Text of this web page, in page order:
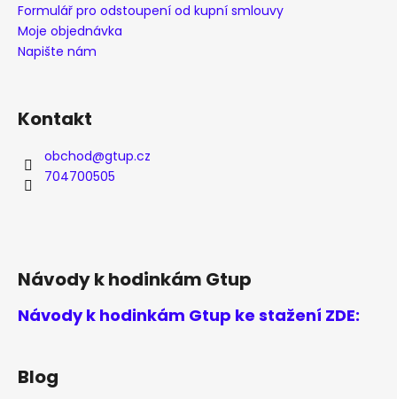
Formulář pro odstoupení od kupní smlouvy
Moje objednávka
Napište nám
Kontakt
obchod@gtup.cz
704700505
Návody k hodinkám Gtup
Návody k hodinkám Gtup ke stažení ZDE:
Blog